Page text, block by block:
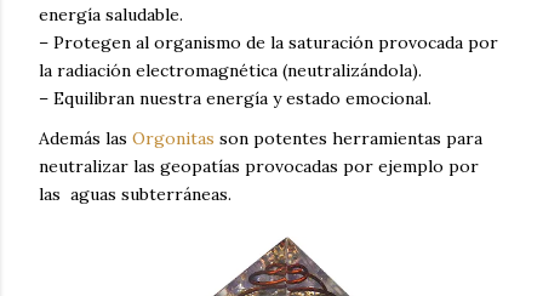
energía saludable.
– Protegen al organismo de la saturación provocada por
la radiación electromagnética (neutralizándola).
– Equilibran nuestra energía y estado emocional.
Además las Orgonitas son potentes herramientas para
neutralizar las geopatías provocadas por ejemplo por
las aguas subterráneas.